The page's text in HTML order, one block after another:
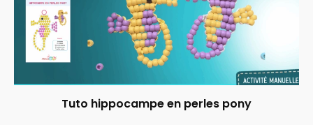
Tuto hippocampe en perles pony